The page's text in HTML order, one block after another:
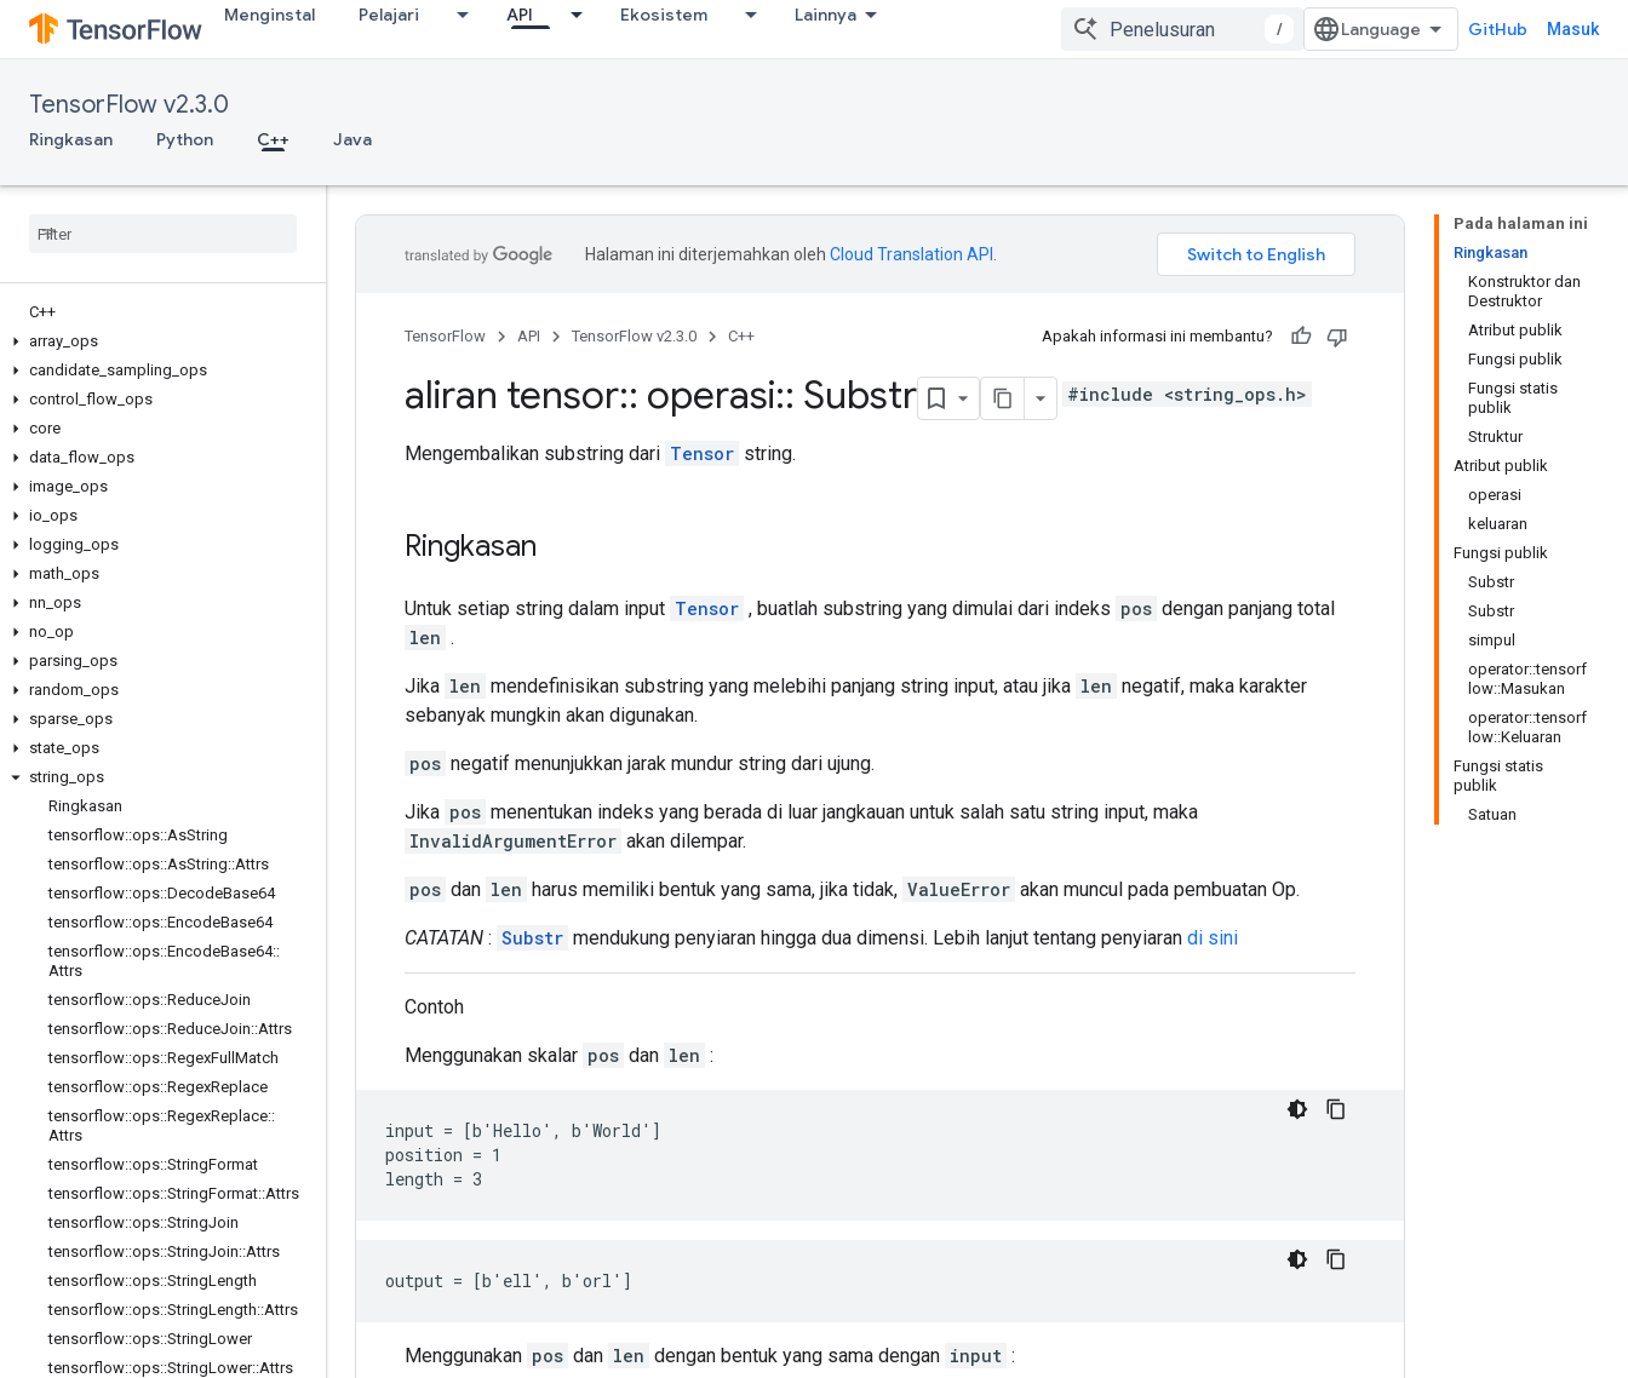
Menginstal Pelajari API Ekosistem Lainnya
/ GitHub Masuk
TensorFlow v2.3.0
Ringkasan Python C++ Java
C++
array ops
candidate sampling ops
control
flow ops
core
data flow ops
image ops
io ops
logging ops
math ops
nn ops
no op
parsing ops
random ops
sparse ops
state ops
string ops
Ringkasan
tensorflow::ops::AsString
tensorflow::ops::AsString::Attrs
tensorflow::ops::DecodeBase64
tensorflow::ops::EncodeBase64
tensorflow::ops::EncodeBase64::
Attrs
tensorflow::ops::ReduceJoin
tensorflow::ops::ReduceJoin::Attrs
tensorflow::ops::RegexFull Match
tensorflow::ops::RegexReplace
tensorflow::ops::RegexReplace::
Attrs
tensorflow::ops::StringFormat
tensorflow::ops::StringFormat::Attrs
tensorflow::ops::StringJoin
tensorflow::ops::StringJoin::Attrs
tensorflow::ops::StringLength
tensorflow::ops::StringLength::Attrs
tensorflow::ops::StringLower
tensorflow::ops::StringLower::Attrs
Pada halaman ini
Ringkasan
Konstruktor dan
Destruktor
Atribut publik
Fungsi publik
Fungsi statis
publik
Struktur
Atribut publik
operasi
keluaran
Fungsi publik
Substr
Substr
simpul
operator::tensorf
low::Masukan
operator::tensorf
low::Keluaran
Fungsi statis
publik
Satuan
Halaman ini diterjemahkan oleh Cloud Translation API
TensorFlow API TensorFlow v2.3.0 C++ Apakah informasi ini membantu?
aliran tensor:: operasi:: Substr #include <string_ops.h>
Mengembalikan substring dari Tensor string.
Ringkasan
Untuk setiap string dalam input Tensor , buatlah substring yang dimulai dari indeks pos dengan panjang total
len .
Jika len mendefinisikan substring yang melebihi panjang string input, atau jika len negatif, maka karakter
sebanyak mungkin akan digunakan.
pos negatif menunjukkan jarak mundur string dari ujung.
Jika pos menentukan indeks yang berada di luar jangkauan untuk salah satu string input, maka
InvalidArgumentError akan dilempar.
pos dan len harus memiliki bentuk yang sama, jika tidak, ValueError akan muncul pada pembuatan Op.
CATATAN : Substr mendukung penyiaran hingga dua dimensi. Lebih lanjut tentang penyiaran di sini
Contoh
Menggunakan skalar pos dan len :
input = [b'Hello', b'World']
position = 1
length = 3
output = [b'ell', b'orl']
Menggunakan pos dan len dengan bentuk yang sama dengan input :